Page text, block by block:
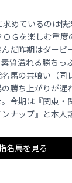
求めているのは
ＯＧを楽しむ重度
だ昨期はダービ
質溢れる勝ちっ
馬の共喰い（同
勝ち上がりが遅
今期は『関東・
ナップ』と本人
名馬を見る